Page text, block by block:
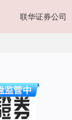
联华证券公司